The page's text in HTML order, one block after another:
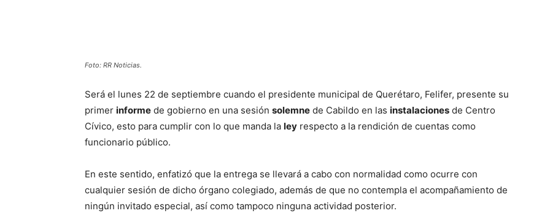
Foto: RR Noticias.
Será el lunes 22 de septiembre cuando el presidente municipal de Querétaro, Felifer, presente su
primer informe de gobierno en una sesión solemne de Cabildo en las instalaciones de Centro
Cívico, esto para cumplir con lo que manda la ley respecto a la rendición de cuentas como
funcionario público.
En este sentido, enfatizó que la entrega se llevará a cabo con normalidad como ocurre con
cualquier sesión de dicho órgano colegiado, además de que no contempla el acompañamiento de
ningún invitado especial, así como tampoco ninguna actividad posterior.